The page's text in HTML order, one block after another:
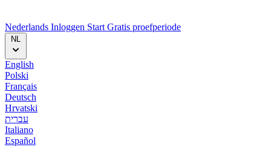
Nederlands Inloggen Start Gratis proefperiode
NL
English
Polski
Français
Deutsch
Hrvatski
עברית
Italiano
Español